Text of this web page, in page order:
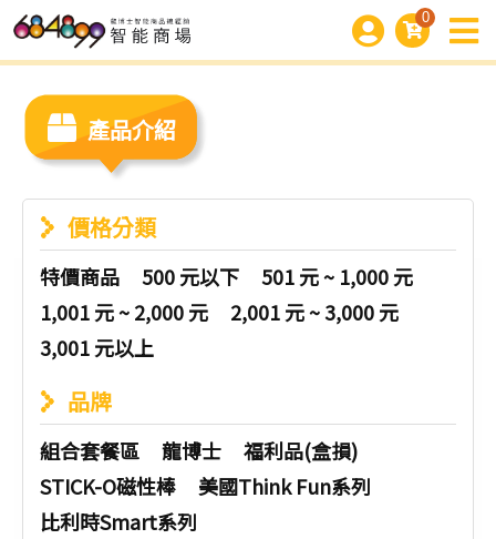
0
產品介紹
價格分類
特價商品 500 元以下
501 元 ~ 1,000 元
1,001 元 ~ 2,000 元
2,001 元 ~ 3,000 元
3,001 元以上
品牌
組合套餐區 龍博士
福利品(盒損)
STICK-O磁性棒
美國Think Fun系列
比利時Smart系列